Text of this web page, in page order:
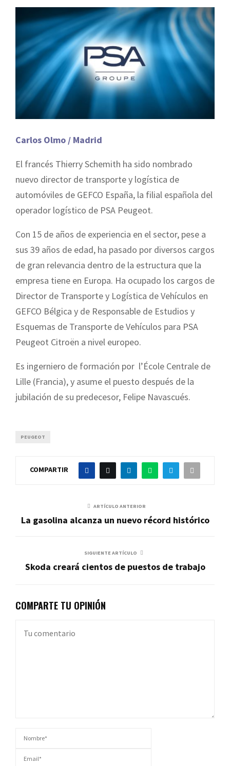
Carlos Olmo / Madrid
El francés Thierry Schemith ha sido nombrado
nuevo director de transporte y logística de
automóviles de GEFCO España, la filial española del
operador logístico de PSA Peugeot.
Con 15 de años de experiencia en el sector, pese a
sus 39 años de edad, ha pasado por diversos cargos
de gran relevancia dentro de la estructura que la
empresa tiene en Europa. Ha ocupado los cargos de
Director de Transporte y Logística de Vehículos en
GEFCO Bélgica y de Responsable de Estudios y
Esquemas de Transporte de Vehículos para PSA
Peugeot Citroën a nivel europeo.
Es ingerniero de formación por l’École Centrale de
Lille (Francia), y asume el puesto después de la
jubilación de su predecesor, Felipe Navascués.
PEUGEOT
COMPARTIR
ARTÍCULO ANTERIOR
La gasolina alcanza un nuevo récord histórico
SIGUIENTE ARTÍCULO
Skoda creará cientos de puestos de trabajo
COMPARTE TU OPINIÓN